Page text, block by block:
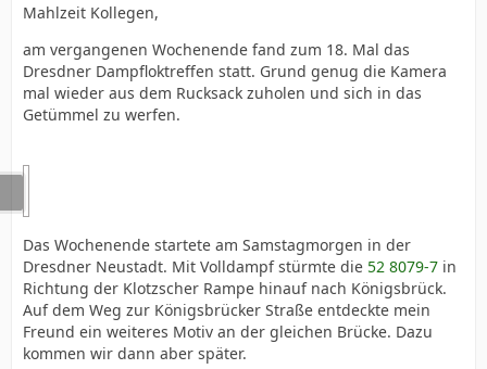
Mahlzeit Kollegen,
am vergangenen Wochenende fand zum 18. Mal das
Dresdner Dampfloktreffen statt. Grund genug die Kamera
mal wieder aus dem Rucksack zuholen und sich in das
Getümmel zu werfen.
Das Wochenende startete am Samstagmorgen in der
Dresdner Neustadt. Mit Volldampf stürmte die 52 8079-7 in
Richtung der Klotzscher Rampe hinauf nach Königsbrück.
Auf dem Weg zur Königsbrücker Straße entdeckte mein
Freund ein weiteres Motiv an der gleichen Brücke. Dazu
kommen wir dann aber später.